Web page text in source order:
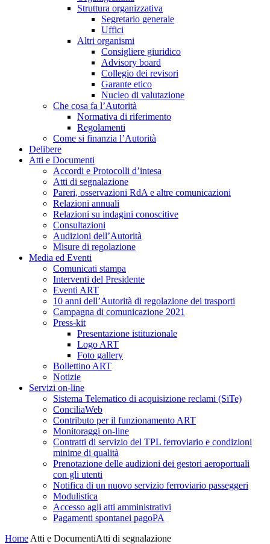
Struttura organizzativa
Segretario generale
Uffici
Altri organismi
Consigliere giuridico
Advisory board
Collegio dei revisori
Garante etico
Nucleo di valutazione
Che cosa fa l’Autorità
Normativa di riferimento
Regolamenti
Come si finanzia l’Autorità
Delibere
Atti e Documenti
Accordi e Protocolli d’intesa
Atti di segnalazione
Pareri, osservazioni RdA e altre comunicazioni
Relazioni annuali
Relazioni su indagini conoscitive
Consultazioni
Audizioni dell’Autorità
Misure di regolazione
Media ed Eventi
Comunicati stampa
Interventi del Presidente
Eventi ART
10 anni dell’Autorità di regolazione dei trasporti
Campagna di comunicazione 2021
Press-kit
Presentazione istituzionale
Logo ART
Foto gallery
Bollettino ART
Notizie
Servizi on-line
Sistema Telematico di acquisizione reclami (SiTe)
ConciliaWeb
Contributo per il funzionamento ART
Monitoraggi on-line
Contratti di servizio del TPL ferroviario e condizioni
minime di qualità
Prenotazione delle audizioni dei gestori aeroportuali
con gli utenti
Notifica di un nuovo servizio ferroviario passeggeri
Modulistica
Accesso agli atti amministrativi
Pagamenti spontanei pagoPA
Home Atti e DocumentiAtti di segnalazione